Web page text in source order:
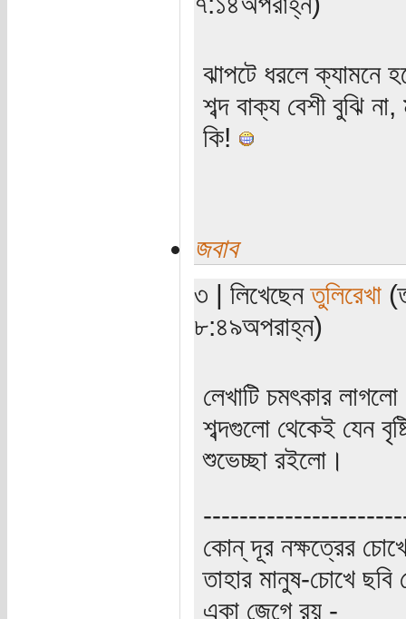
ঝাপটে ধরলে ক্যামনে
শব্দ বাক্য বেশী বুঝি
কি!
জবাব
৩ | লিখেছেনতুলিরেখা
৮:৪৯অপরাহ্ন)
লেখাটি চমৎকার
শব্দগুলো থেকেই যেন
শুভেচ্ছা রইলো।
কোন্‌ দূর নক্ষত্রের
তাহার মানুষ-চোখে ছবি
একা জেগে রয় -